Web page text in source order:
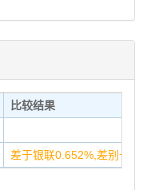
比较结果
差于银联0.652%,差别一般